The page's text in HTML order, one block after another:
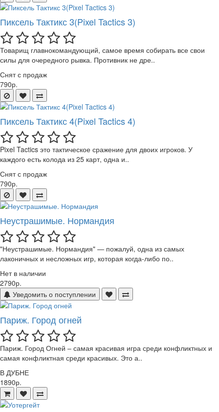
Пиксель Тактикс 3(Pixel Tactics 3)
Товарищ главнокомандующий, самое время собирать все свои
силы для очередного рывка. Противник не дре..
Снят с продаж
790р.
Пиксель Тактикс 4(Pixel Tactics 4)
Pixel Tactics это тактическое сражение для двоих игроков. У
каждого есть колода из 25 карт, одна и..
Снят с продаж
790р.
Неустрашимые. Нормандия
"Неустрашимые. Нормандия" — пожалуй, одна из самых
лаконичных и несложных игр, которая когда-либо по..
Нет в наличии
2790р.
Уведомить о поступлении
Париж. Город огней
Париж. Город Огней – самая красивая игра среди конфликтных и
самая конфликтная среди красивых. Это а..
В ДУБНЕ
1890р.